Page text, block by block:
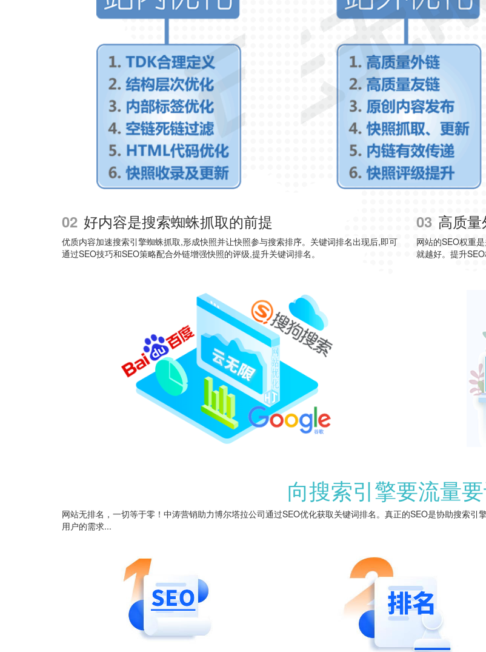
02 好内容是搜索蜘蛛抓取的前提
优质内容加速搜索引擎蜘蛛抓取,形成快照并让快照参与搜索排序。关键词排名出现后,即可
通过SEO技巧和SEO策略配合外链增强快照的评级,提升关键词排名。
03 高质
网站的SEO权重
就越好。提升
向搜索引擎要流量
网站无排名，一切等于零！中涛营销助力博尔塔拉公司通过SEO优化获取关键词排名。真正的SEO是协助搜索
用户的需求...